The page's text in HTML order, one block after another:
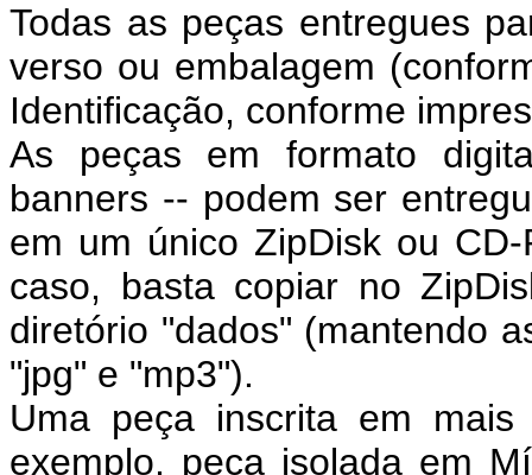
Todas as peças entregues
verso ou embalagem
Identificação, conforme
As peças em formato
banners -- podem ser
em um único ZipDisk ou
caso, basta copiar no
diretório "dados" (mantendo
"jpg" e "mp3").
Uma peça inscrita em
exemplo, peça isolada em